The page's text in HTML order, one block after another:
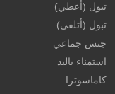
تبول (أعطي)
تبول (أتلقى)
جنس جماعي
استمناء باليد
كاماسوترا